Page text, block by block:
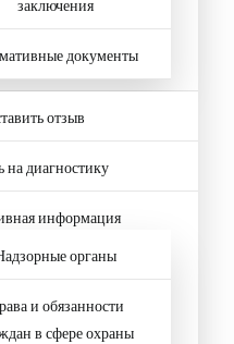
заключения
документы
отзыв
на диагностику
информация
органы
и обязанности
в сфере охраны